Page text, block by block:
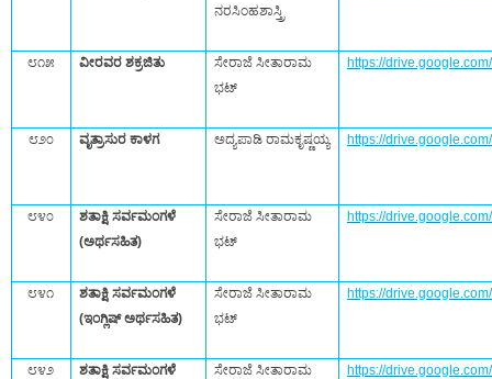
ನರಸಿಂಹಶಾಸ್ತ್ರಿ
೮೧೫ ವೀರವರ ಶಕ್ರಜಿತು
ಸೇರಾಜೆ ಸೀತಾರಾಮ
ಭಟ್‌
https://
೮೨೦ ವೃತ್ರಾಸುರ ಕಾಳಗ ಅದ್ಯಪಾಡಿ ರಾಮಕೃಷ್ಣಯ್ಯ https://
೮೪೦
ಶತಾಕ್ಷಿ ಸರ್ವಮಂಗಳೆ
(ಅರ್ಥಸಹಿತ)
ಸೇರಾಜೆ ಸೀತಾರಾಮ
ಭಟ್‌
https://
೮೪೧
ಶತಾಕ್ಷಿ ಸರ್ವಮಂಗಳೆ
(ಇಂಗ್ಲಿಷ್‌ ಅರ್ಥಸಹಿತ)
ಸೇರಾಜೆ ಸೀತಾರಾಮ
ಭಟ್‌
https://
೮೪೨
ಶತಾಕ್ಷಿ ಸರ್ವಮಂಗಳೆ
ಸೇರಾಜೆ ಸೀತಾರಾಮ
https://